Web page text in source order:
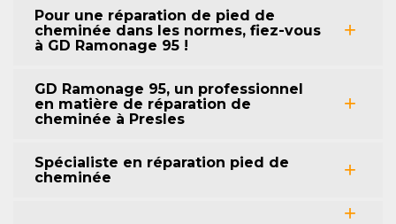
Pour une réparation de pied de
cheminée dans les normes, fiez-vous
à GD Ramonage 95 !
GD Ramonage 95, un professionnel
en matière de réparation de
cheminée à Presles
Spécialiste en réparation pied de
cheminée